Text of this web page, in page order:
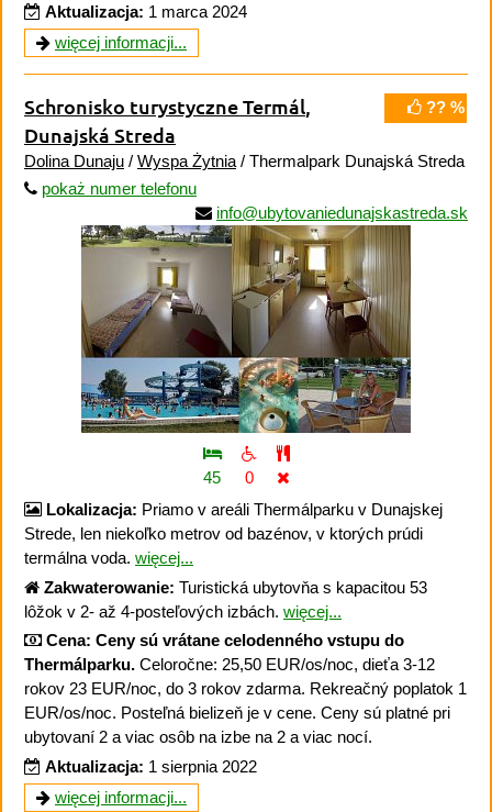
Aktualizacja: 1 marca 2024
więcej informacji...
?? %
Schronisko turystyczne Termál,
Dunajská Streda
Dolina Dunaju / Wyspa Żytnia / Thermalpark Dunajská Streda
pokaż numer telefonu
info@ubytovaniedunajskastreda.sk
45
0
Lokalizacja: Priamo v areáli Thermálparku v Dunajskej
Strede, len niekoľko metrov od bazénov, v ktorých prúdi
termálna voda. więcej...
Zakwaterowanie: Turistická ubytovňa s kapacitou 53
lôžok v 2- až 4-posteľových izbách. więcej...
Cena: Ceny sú vrátane celodenného vstupu do
Thermálparku. Celoročne: 25,50 EUR/os/noc, dieťa 3-12
rokov 23 EUR/noc, do 3 rokov zdarma. Rekreačný poplatok 1
EUR/os/noc. Posteľná bielizeň je v cene. Ceny sú platné pri
ubytovaní 2 a viac osôb na izbe na 2 a viac nocí.
Aktualizacja: 1 sierpnia 2022
więcej informacji...